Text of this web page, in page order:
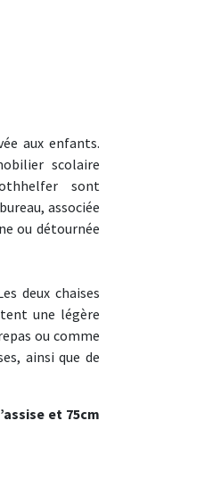
aux enfants.
scolaire
sont
associée
ou détournée
deux chaises
une légère
ou comme
ainsi que de
et 75cm